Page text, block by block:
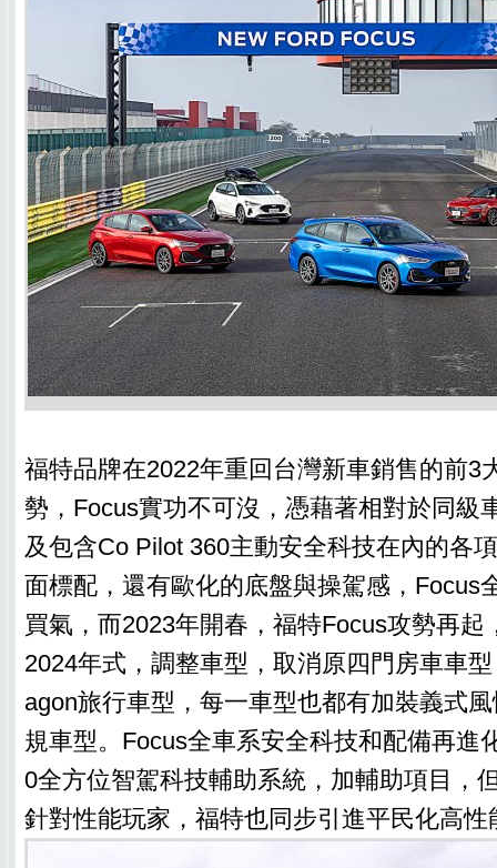
福特品牌在2022年重回台灣新車銷售的前3
勢，Focus實功不可沒，憑藉著相對於同級
及包含Co Pilot 360主動安全科技在內的各
面標配，還有歐化的底盤與操駕感，Focus
買氣，而2023年開春，福特Focus攻勢再起
2024年式，調整車型，取消原四門房車車
agon旅行車型，每一車型也都有加裝義式
規車型。Focus全車系安全科技和配備再進
0全方位智駕科技輔助系統，加輔助項目，
針對性能玩家，福特也同步引進平民化高性